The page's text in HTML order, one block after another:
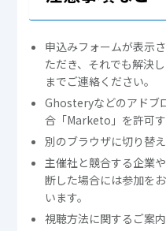
申込みフォームが表示
ただき、それでも解決
までご連絡ください。
Ghosteryなどのアドブ
合「Marketo」を許可
別のブラウザに切り替
主催社と競合する企業
断した場合には参加を
います。
視聴方法に関するご案